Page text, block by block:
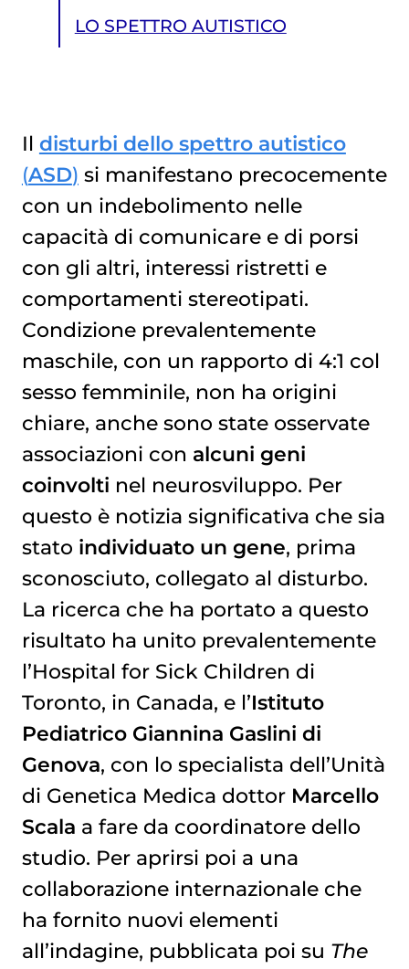
LO SPETTRO AUTISTICO
LO SPETTRO AUTISTICO
Il disturbi dello spettro autistico
(ASD) si manifestano precocemente
con un indebolimento nelle
capacità di comunicare e di porsi
con gli altri, interessi ristretti e
comportamenti stereotipati.
Condizione prevalentemente
maschile, con un rapporto di 4:1 col
sesso femminile, non ha origini
chiare, anche sono state osservate
associazioni con alcuni geni
coinvolti nel neurosviluppo. Per
questo è notizia significativa che sia
stato individuato un gene, prima
sconosciuto, collegato al disturbo.
La ricerca che ha portato a questo
risultato ha unito prevalentemente
l’Hospital for Sick Children di
Toronto, in Canada, e l’Istituto
Pediatrico Giannina Gaslini di
Genova, con lo specialista dell’Unità
di Genetica Medica dottor Marcello
Scala a fare da coordinatore dello
studio. Per aprirsi poi a una
collaborazione internazionale che
ha fornito nuovi elementi
all’indagine, pubblicata poi su The